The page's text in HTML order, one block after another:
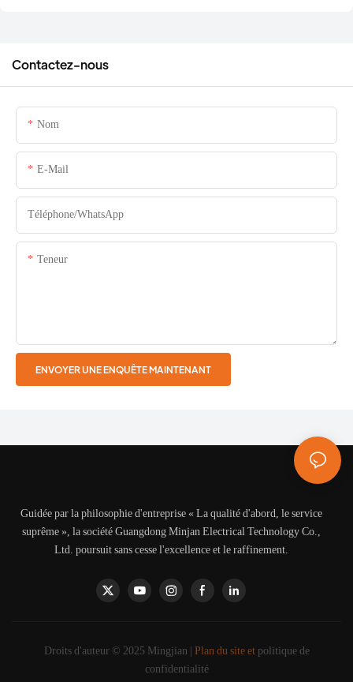
Contactez-nous
Nom
E-Mail
Téléphone/WhatsApp
Teneur
ENVOYER UNE ENQUÊTE MAINTENANT
Guidée par la philosophie d'entreprise « La qualité d'abord, le service
suprême », la société Guangdong Minjan Electrical Technology Co.,
Ltd. poursuit sans cesse l'excellence et le raffinement.
Droits d'auteur © 2025 Mingjian | Plan du site et politique de
confidentialité